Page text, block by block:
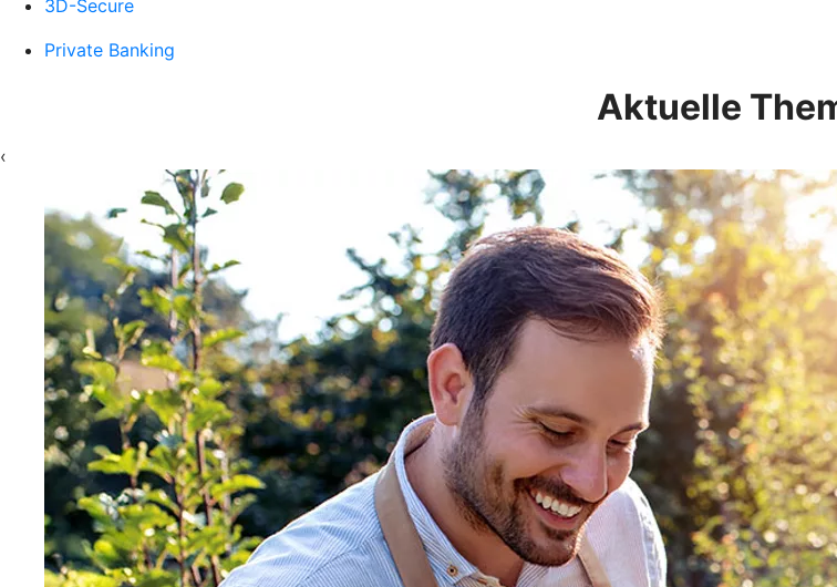
3D-Secure
Private Banking
Aktuelle
‹